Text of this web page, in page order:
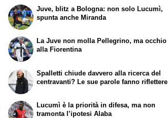
Juve, blitz a Bologna: non solo Lucumì,
spunta anche Miranda
La Juve non molla Pellegrino, ma occhio
alla Fiorentina
Spalletti chiude davvero alla ricerca del
centravanti? Le sue parole fanno riflettere
Lucumì è la priorità in difesa, ma non
tramonta l’ipotesi Alaba